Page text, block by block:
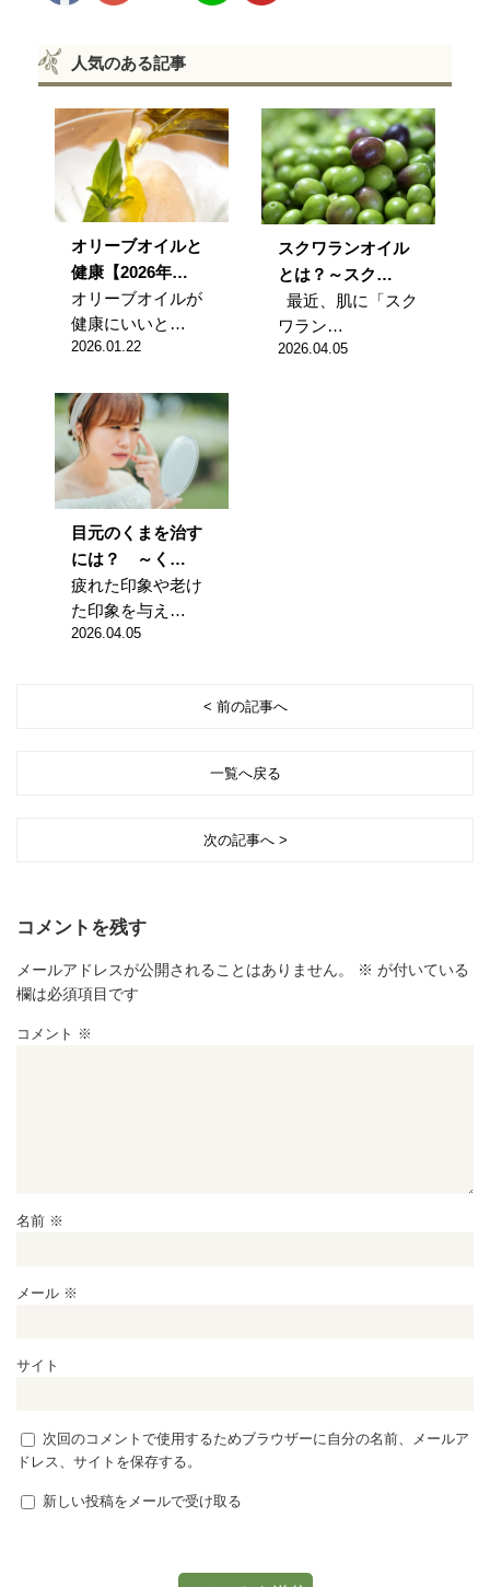
人気のある記事
オリーブオイルと
健康【2026年…
オリーブオイルが
健康にいいと…
2026.01.22
スクワランオイル
とは？～スク…
最近、肌に「スク
ワラン…
2026.04.05
目元のくまを治す
には？ ～く…
疲れた印象や老け
た印象を与え…
2026.04.05
< 前の記事へ
一覧へ戻る
次の記事へ >
コメントを残す
メールアドレスが公開されることはありません。 ※ が付いている
欄は必須項目です
コメント ※
名前 ※
メール ※
サイト
次回のコメントで使用するためブラウザーに自分の名前、メールア
ドレス、サイトを保存する。
新しい投稿をメールで受け取る